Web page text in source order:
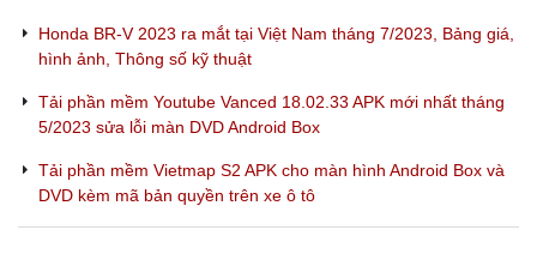
Honda BR-V 2023 ra mắt tại Việt Nam tháng 7/2023, Bảng giá,
hình ảnh, Thông số kỹ thuật
Tải phần mềm Youtube Vanced 18.02.33 APK mới nhất tháng
5/2023 sửa lỗi màn DVD Android Box
Tải phần mềm Vietmap S2 APK cho màn hình Android Box và
DVD kèm mã bản quyền trên xe ô tô